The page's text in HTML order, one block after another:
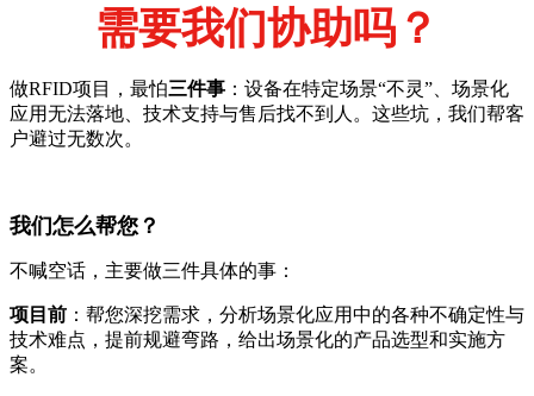
需要我们协助吗？
做RFID项目，最怕三件事 ：设备在特定场景“不灵”、场景化
应用无法落地、技术支持与售后找不到人。这些坑，我们帮客
户避过无数次。
我们怎么帮您？
不喊空话，主要做三件具体的事：
项目前 ：帮您深挖需求，分析场景化应用中的各种不确定性与
技术难点，提前规避弯路，给出场景化的产品选型和实施方
案。